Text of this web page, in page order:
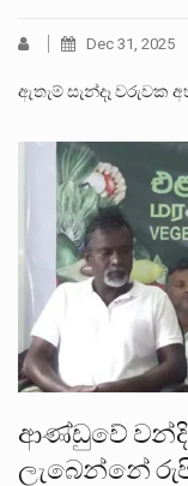
Dec 31, 2025
ඇතැම් සැන්දෑ වරුවක
ආණ්ඩුවේ වන්දි
ලැබෙන්නේ